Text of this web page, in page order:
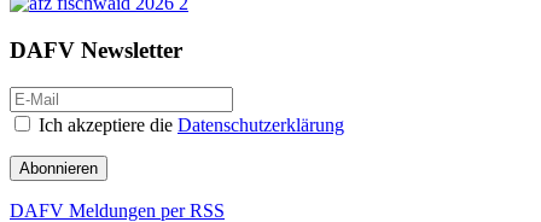
DAFV Newsletter
Ich akzeptiere die Datenschutzerklärung
Abonnieren
DAFV Meldungen per RSS